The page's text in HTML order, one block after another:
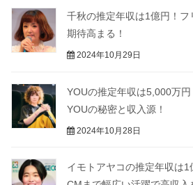
千秋の推定年収は1億円！フ
期待高まる！
2024年10月29日
YOUの推定年収は5,000万
YOUの秘密と収入源！
2024年10月28日
イモトアヤコの推定年収は